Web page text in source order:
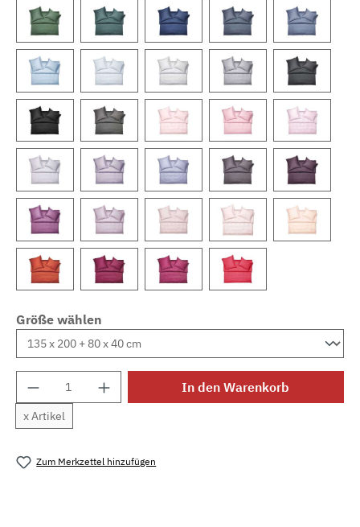
Größe wählen
Produkt Anzahl: Gib den gewünschten
x Artikel
In den Warenkorb
Zum Merkzettel hinzufügen